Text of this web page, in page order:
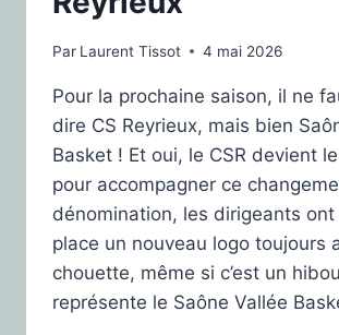
Par Laurent Tissot 4 mai 2026
Pour la prochaine saison, il ne
dire CS Reyrieux, mais bien
Basket ! Et oui, le CSR devient
pour accompagner ce
dénomination, les dirigeants ont
place un nouveau logo toujours
chouette, même si c’est un
représente le Saône Vallée